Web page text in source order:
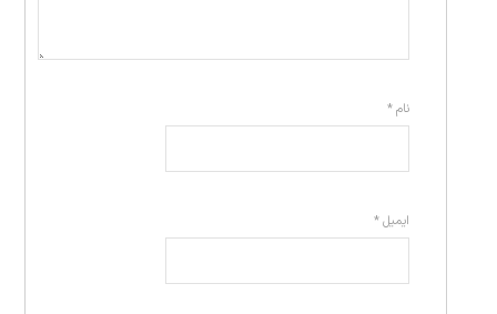
نام*
ایمیل*